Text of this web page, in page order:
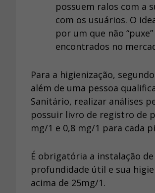
possuem ralos com a
com os usuários. O
por um que não
encontrados no
Para a higienização,
além de uma pessoa
Sanitário, realizar análises
possuir livro de registro de
mg/1 e 0,8 mg/1 para cada
É obrigatória a instalação de
profundidade útil e sua
acima de 25mg/1.